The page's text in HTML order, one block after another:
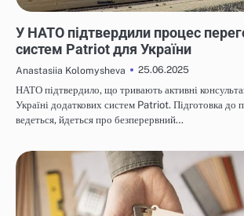
У НАТО підтвердили процес
систем Patriot для України
Anastasiia Kolomysheva
25.06.2025
НАТО підтвердило, що тривають активні
Україні додаткових систем Patriot. Підготовка до
ведеться, йдеться про безперервний…